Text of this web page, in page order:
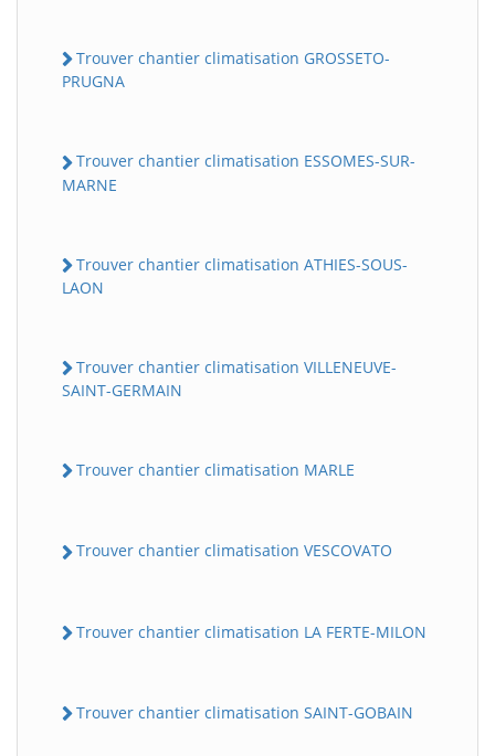
Trouver chantier climatisation GROSSETO-
PRUGNA
Trouver chantier climatisation ESSOMES-SUR-
MARNE
Trouver chantier climatisation ATHIES-SOUS-
LAON
Trouver chantier climatisation VILLENEUVE-
SAINT-GERMAIN
Trouver chantier climatisation MARLE
Trouver chantier climatisation VESCOVATO
Trouver chantier climatisation LA FERTE-MILON
Trouver chantier climatisation SAINT-GOBAIN